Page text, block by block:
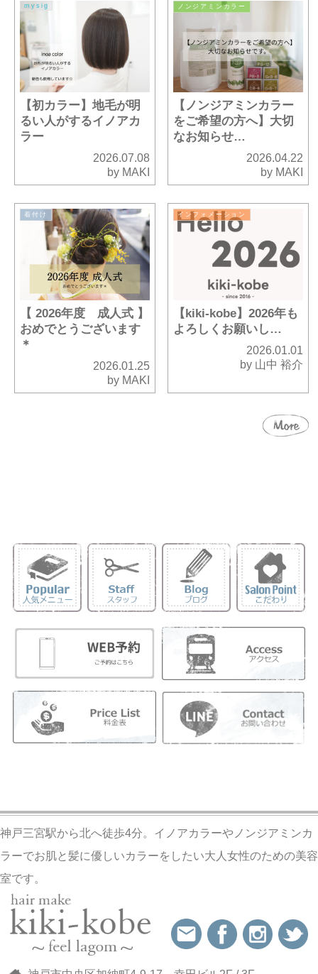
mysig
【初カラー】地毛が明
るい人がするイノアカ
ラー
2026.07.08
by MAKI
ノンジアミンカラー
【ノンジアミンカラー
をご希望の方へ】大切
なお知らせ…
2026.04.22
by MAKI
着付け
【 2026年度 成人式 】
おめでとうございます
＊
2026.01.25
by MAKI
インフォメーション
【kiki-kobe】2026年も
よろしくお願いし…
2026.01.01
by 山中 裕介
神戸三宮駅から北へ徒歩4分。イノアカラーやノンジアミンカ
ラーでお肌と髪に優しいカラーをしたい大人女性のための美容
室です。